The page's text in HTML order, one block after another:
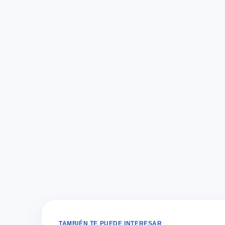
TAMBIÉN TE PUEDE INTERESAR